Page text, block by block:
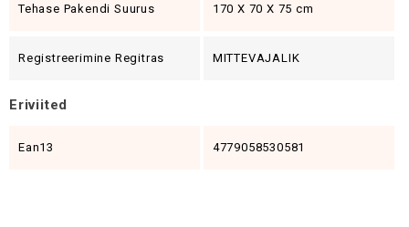
Tehase Pakendi Suurus 170 X 70 X 75 cm
Registreerimine Regitras MITTEVAJALIK
Eriviited
Ean13 4779058530581